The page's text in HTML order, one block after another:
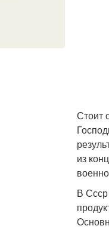
Стоит
из
В Ссср